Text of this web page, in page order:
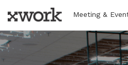
Meeting &